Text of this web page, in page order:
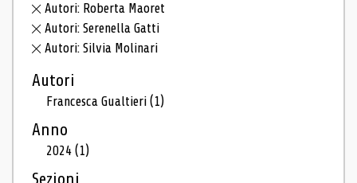
Autori: Roberta Maoret
Autori: Serenella Gatti
Autori: Silvia Molinari
Autori
Francesca Gualtieri(1)
Anno
2024(1)